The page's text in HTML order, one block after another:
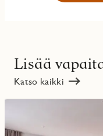
Lisää
Katso kaikki
kohteesta